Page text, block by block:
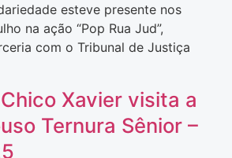
esteve presente nos
na ação “Pop Rua Jud”,
com o Tribunal de Justiça
Xavier visita a
Ternura Sênior –